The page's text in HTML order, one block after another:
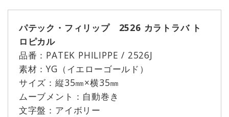
パテック・フィリップ 2526 カラトラバ ト
ロピカル
品番：PATEK PHILIPPE / 2526J
素材：YG（イエローゴールド）
サイズ：縦35㎜×横35㎜
ムーブメント：自動巻き
文字盤：アイボリー